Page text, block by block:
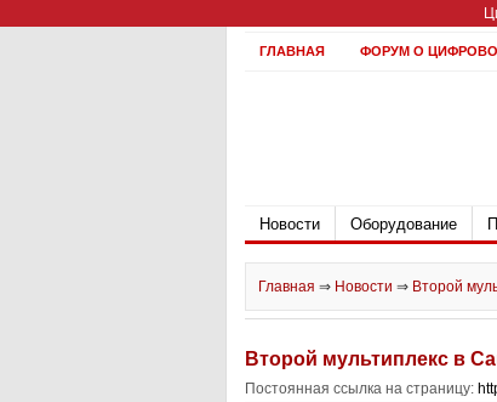
ГЛАВНАЯ ФОРУМ О
Новости Оборудование
Главная ⇒ Новости ⇒ Второй
Второй мультиплекс в
Постоянная ссылка на страницу: